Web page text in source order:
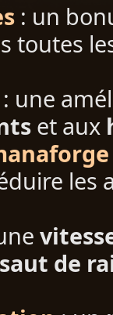
: un
toutes
: une
et aux
les
saut de